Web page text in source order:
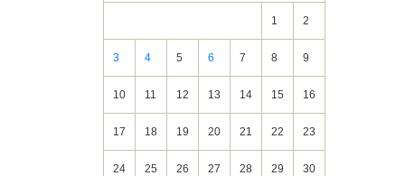
1 2
3 4 5 6 7 8 9
10 11 12 13 14 15 16
17 18 19 20 21 22 23
24 25 26 27 28 29 30